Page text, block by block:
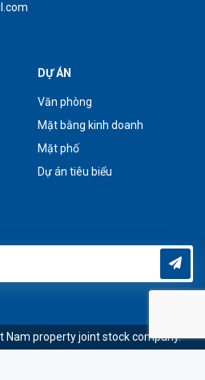
DỰ ÁN
Văn phòng
Mặt bằng kinh doanh
Mặt phố
Dự án tiêu biểu
Nam property joint stock company.